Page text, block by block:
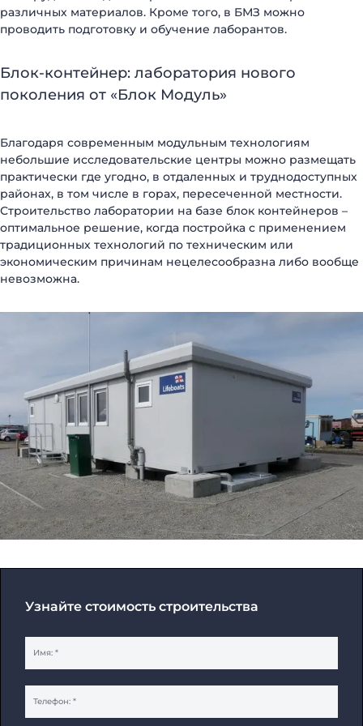
БЫСТРЫЕ ДОМА
Каталог
Наши работы
О компании
Наши клиенты
Технологии
различных материалов. Кроме того, в БМЗ можно
проводить подготовку и обучение лаборантов.
Блок-контейнер: лаборатория нового
поколения от «Блок Модуль»
Благодаря современным модульным технологиям
небольшие исследовательские центры можно размещать
практически где угодно, в отдаленных и труднодоступных
районах, в том числе в горах, пересеченной местности.
Строительство лаборатории на базе блок контейнеров –
оптимальное решение, когда постройка с применением
традиционных технологий по техническим или
экономическим причинам нецелесообразна либо вообще
невозможна.
Узнайте стоимость строительства